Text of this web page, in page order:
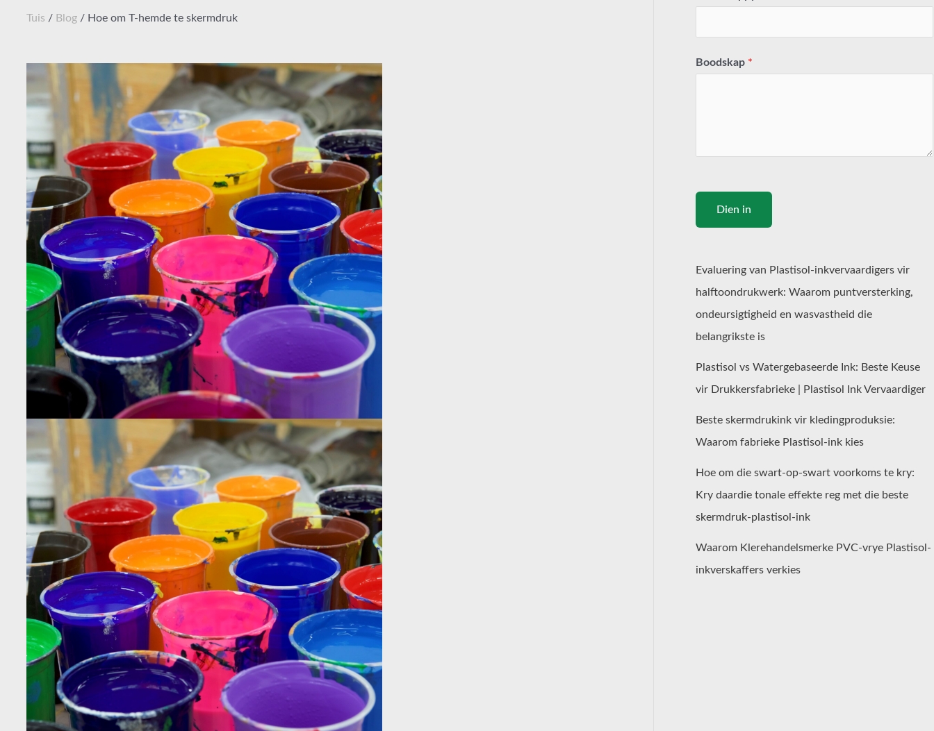
Tuis / Blog/ Hoe om T-hemde te skermdruk
Boodskap *
Dien in
Evaluering van Plastisol-inkvervaardigers vir
halftoondrukwerk: Waarom puntversterking,
ondeursigtigheid en wasvastheid die
belangrikste is
Plastisol vs Watergebaseerde Ink: Beste Keuse
vir Drukkersfabrieke | Plastisol Ink Vervaardiger
Beste skermdrukink vir kledingproduksie:
Waarom fabrieke Plastisol-ink kies
Hoe om die swart-op-swart voorkoms te kry:
Kry daardie tonale effekte reg met die beste
skermdruk-plastisol-ink
Waarom Klerehandelsmerke PVC-vrye Plastisol-
inkverskaffers verkies